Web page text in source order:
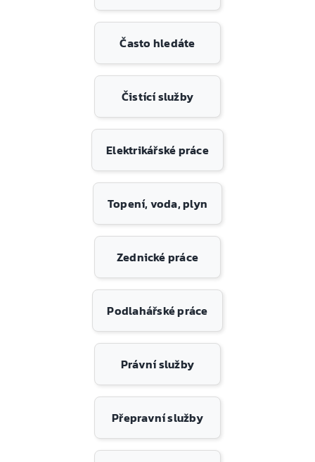
Často hledáte
Čistící služby
Elektrikářské práce
Topení, voda, plyn
Zednické práce
Podlahářské práce
Právní služby
Přepravní služby